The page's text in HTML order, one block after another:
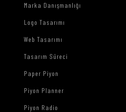
Marka Danışmanlığı
Logo Tasarımı
Web Tasarımı
Tasarım Süreci
Paper Piyon
Piyon Planner
Piyon Radio